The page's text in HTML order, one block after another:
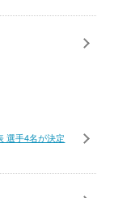
選手4名が決定